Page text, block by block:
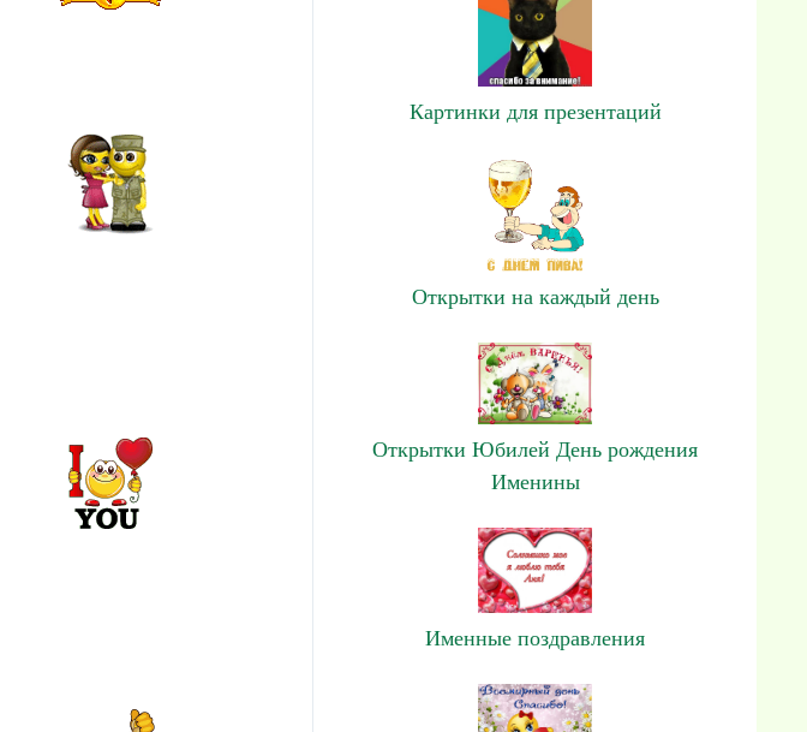
Картинки для презентаций
Открытки на каждый день
Открытки Юбилей День рождения
Именины
Именные поздравления